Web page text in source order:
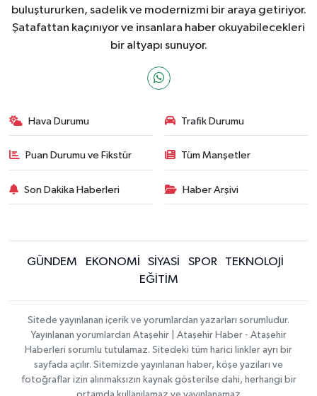
buluştururken, sadelik ve modernizmi bir araya getiriyor.
Şatafattan kaçınıyor ve insanlara haber okuyabilecekleri
bir altyapı sunuyor.
Hava Durumu Trafik Durumu
Puan Durumu ve Fikstür Tüm Manşetler
Son Dakika Haberleri Haber Arşivi
GÜNDEM EKONOMİ SİYASİ SPOR
TEKNOLOJİ
EĞİTİM
Sitede yayınlanan içerik ve yorumlardan yazarları sorumludur.
Yayınlanan yorumlardan Ataşehir | Ataşehir Haber - Ataşehir
Haberleri sorumlu tutulamaz. Sitedeki tüm harici linkler ayrı bir
sayfada açılır. Sitemizde yayınlanan haber, köşe yazıları ve
fotoğraflar izin alınmaksızın kaynak gösterilse dahi, herhangi bir